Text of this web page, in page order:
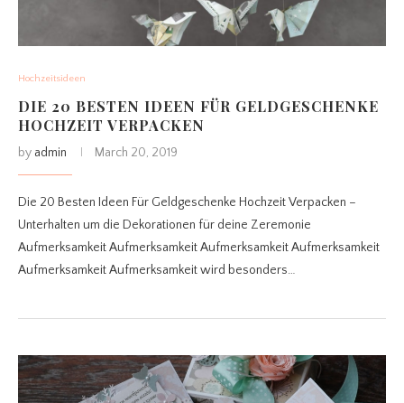
Hochzeitsideen
DIE 20 BESTEN IDEEN FÜR GELDGESCHENKE
HOCHZEIT VERPACKEN
by admin March 20, 2019
Die 20 Besten Ideen Für Geldgeschenke Hochzeit Verpacken –
Unterhalten um die Dekorationen für deine Zeremonie
Aufmerksamkeit Aufmerksamkeit Aufmerksamkeit Aufmerksamkeit
Aufmerksamkeit Aufmerksamkeit wird besonders…